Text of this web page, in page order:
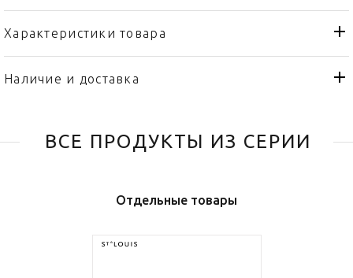
Характеристики товара
Бренд
St. Louis
Страна производителя
Наличие и доставка
ВСЕ ПРОДУКТЫ ИЗ СЕРИИ
Отдельные товары